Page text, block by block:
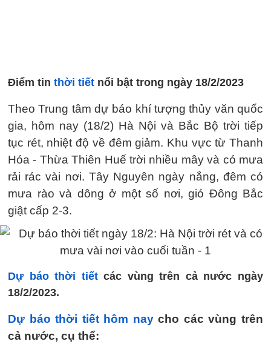
Điểm tin thời tiết nổi bật trong ngày 18/2/2023
Theo Trung tâm dự báo khí tượng thủy văn quốc
gia, hôm nay (18/2) Hà Nội và Bắc Bộ trời tiếp
tục rét, nhiệt độ về đêm giảm. Khu vực từ Thanh
Hóa - Thừa Thiên Huế trời nhiều mây và có mưa
rải rác vài nơi. Tây Nguyên ngày nắng, đêm có
mưa rào và dông ở một số nơi, gió Đông Bắc
giật cấp 2-3.
Dự báo thời tiếtcác vùng trên cả nước ngày
18/2/2023.
Dự báo thời tiết hôm naycho các vùng trên
cả nước, cụ thể: